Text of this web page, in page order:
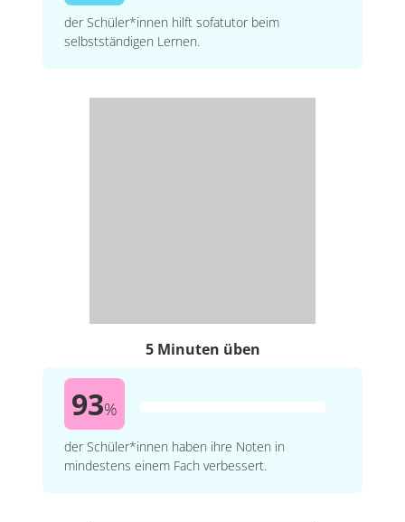
der Schüler*innen hilft sofatutor beim
selbstständigen Lernen.
5 Minuten üben
93%
der Schüler*innen haben ihre Noten in
mindestens einem Fach verbessert.